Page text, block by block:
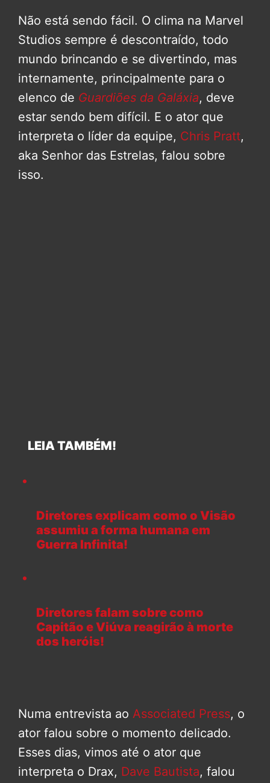
Não está sendo fácil. O clima na Marvel
Studios sempre é descontraído, todo
mundo brincando e se divertindo, mas
internamente, principalmente para o
elenco de Guardiões da Galáxia, deve
estar sendo bem difícil. E o ator que
interpreta o líder da equipe, Chris Pratt,
aka Senhor das Estrelas, falou sobre
isso.
LEIA TAMBÉM!
Diretores explicam como o Visão
assumiu a forma humana em
Guerra Infinita!
Diretores falam sobre como
Capitão e Viúva reagirão à morte
dos heróis!
Numa entrevista ao Associated Press, o
ator falou sobre o momento delicado.
Esses dias, vimos até o ator que
interpreta o Drax, Dave Bautista, falou